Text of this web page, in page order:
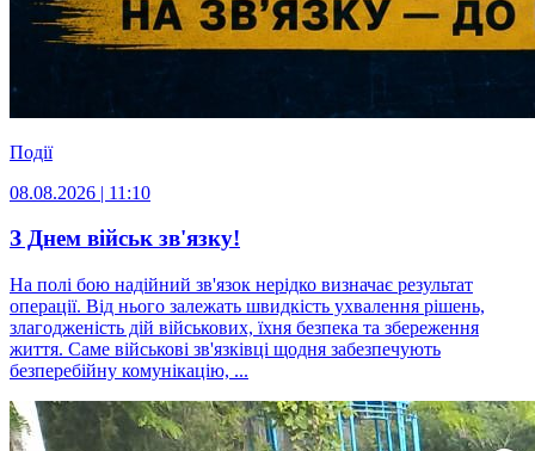
Події
08.08.2026 | 11:10
З Днем військ зв'язку!
На полі бою надійний зв'язок нерідко визначає результат
операції. Від нього залежать швидкість ухвалення рішень,
злагодженість дій військових, їхня безпека та збереження
життя. Саме військові зв'язківці щодня забезпечують
безперебійну комунікацію, ...